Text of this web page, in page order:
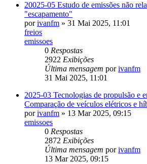
20025-05 Estudo de emissões não
"escapamento"
porivanfm » 31 Mai 2025, 11:01
freios
emissoes
0 Respostas
2922 Exibições
Última mensagem porivanfm
31 Mai 2025, 11:01
2025-03 Tecnologias de propulsão e
Comparação de veículos elétricos e
porivanfm » 13 Mar 2025, 09:15
emissoes
0 Respostas
2872 Exibições
Última mensagem porivanfm
13 Mar 2025, 09:15